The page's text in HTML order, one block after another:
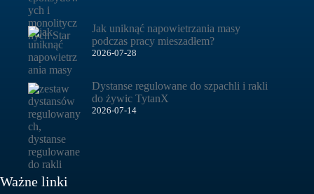
Jak uniknąć napowietrzania masy
podczas pracy mieszadłem?
2026-07-28
Dystanse regulowane do szpachli i rakli
do żywic TytanX
2026-07-14
Ważne linki